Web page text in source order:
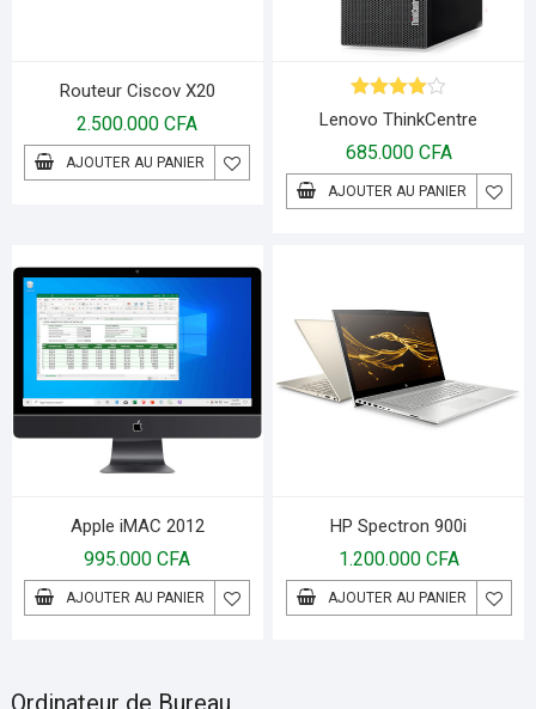
Routeur Ciscov X20
2.500.000CFA
AJOUTER AU PANIER
Note4.00
sur 5
Lenovo ThinkCentre
685.000 CFA
AJOUTER AU PANIER
Apple iMAC 2012
995.000CFA
AJOUTER AU PANIER
HP Spectron 900i
1.200.000 CFA
AJOUTER AU PANIER